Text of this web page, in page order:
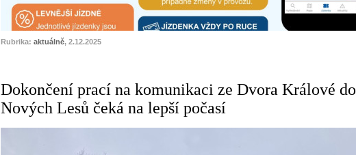
Rubrika: aktuálně, 2.12.2025
Dokončení prací na komunikaci ze Dvora Králové do
Nových Lesů čeká na lepší počasí